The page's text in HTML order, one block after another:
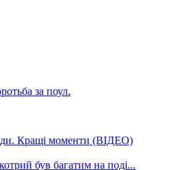
Кращі моменти (ВІДЕО)